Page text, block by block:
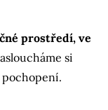
prostředí, ve
si
pochopení.